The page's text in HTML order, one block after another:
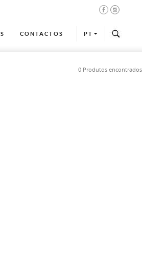
CONTACTOS PT
0 Produtos encontrados